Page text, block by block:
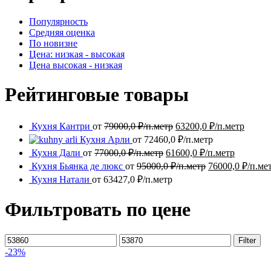
Популярность
Средняя оценка
По новизне
Цена: низкая - высокая
Цена высокая - низкая
Рейтинговые товары
Кухня Кантри от 79000,0₽/п.метр 63200,0 ₽/п.метр
Кухня Арли от 72460,0 ₽/п.метр
Кухня Дали от 77000,0₽/п.метр 61600,0 ₽/п.метр
Кухня Бьянка де люкс от 95000,0₽/п.метр 76000,0 ₽/
Кухня Натали от 63427,0 ₽/п.метр
Фильтровать по цене
Min
price
Max
price
Filter
-23%